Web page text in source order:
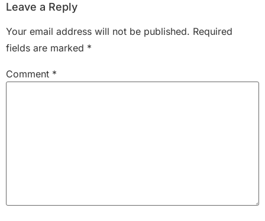
Leave a Reply
Your email address will not be published. Required
fields are marked *
Comment *